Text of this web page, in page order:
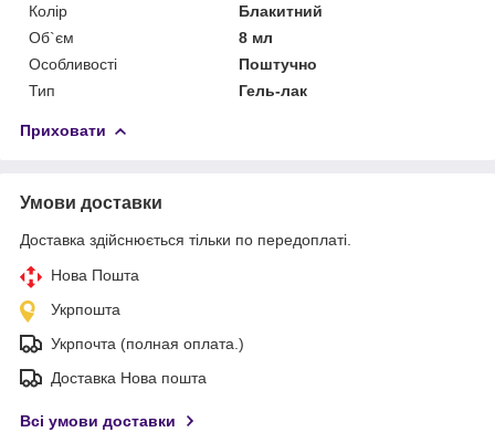
Колір
Блакитний
Об`єм
8 мл
Особливості
Поштучно
Тип
Гель-лак
Приховати
Умови доставки
Доставка здійснюється тільки по передоплаті.
Нова Пошта
Укрпошта
Укрпочта (полная оплата.)
Доставка Нова пошта
Всі умови доставки